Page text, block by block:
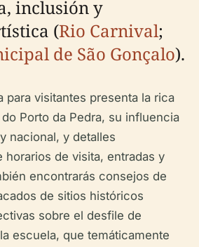
inclusión y
(Rio Carnival;
de São Gonçalo).
para visitantes presenta la rica
Porto da Pedra, su influencia
nacional, y detalles
horarios de visita, entradas y
encontrarás consejos de
de sitios históricos
sobre el desfile de
escuela, que temáticamente